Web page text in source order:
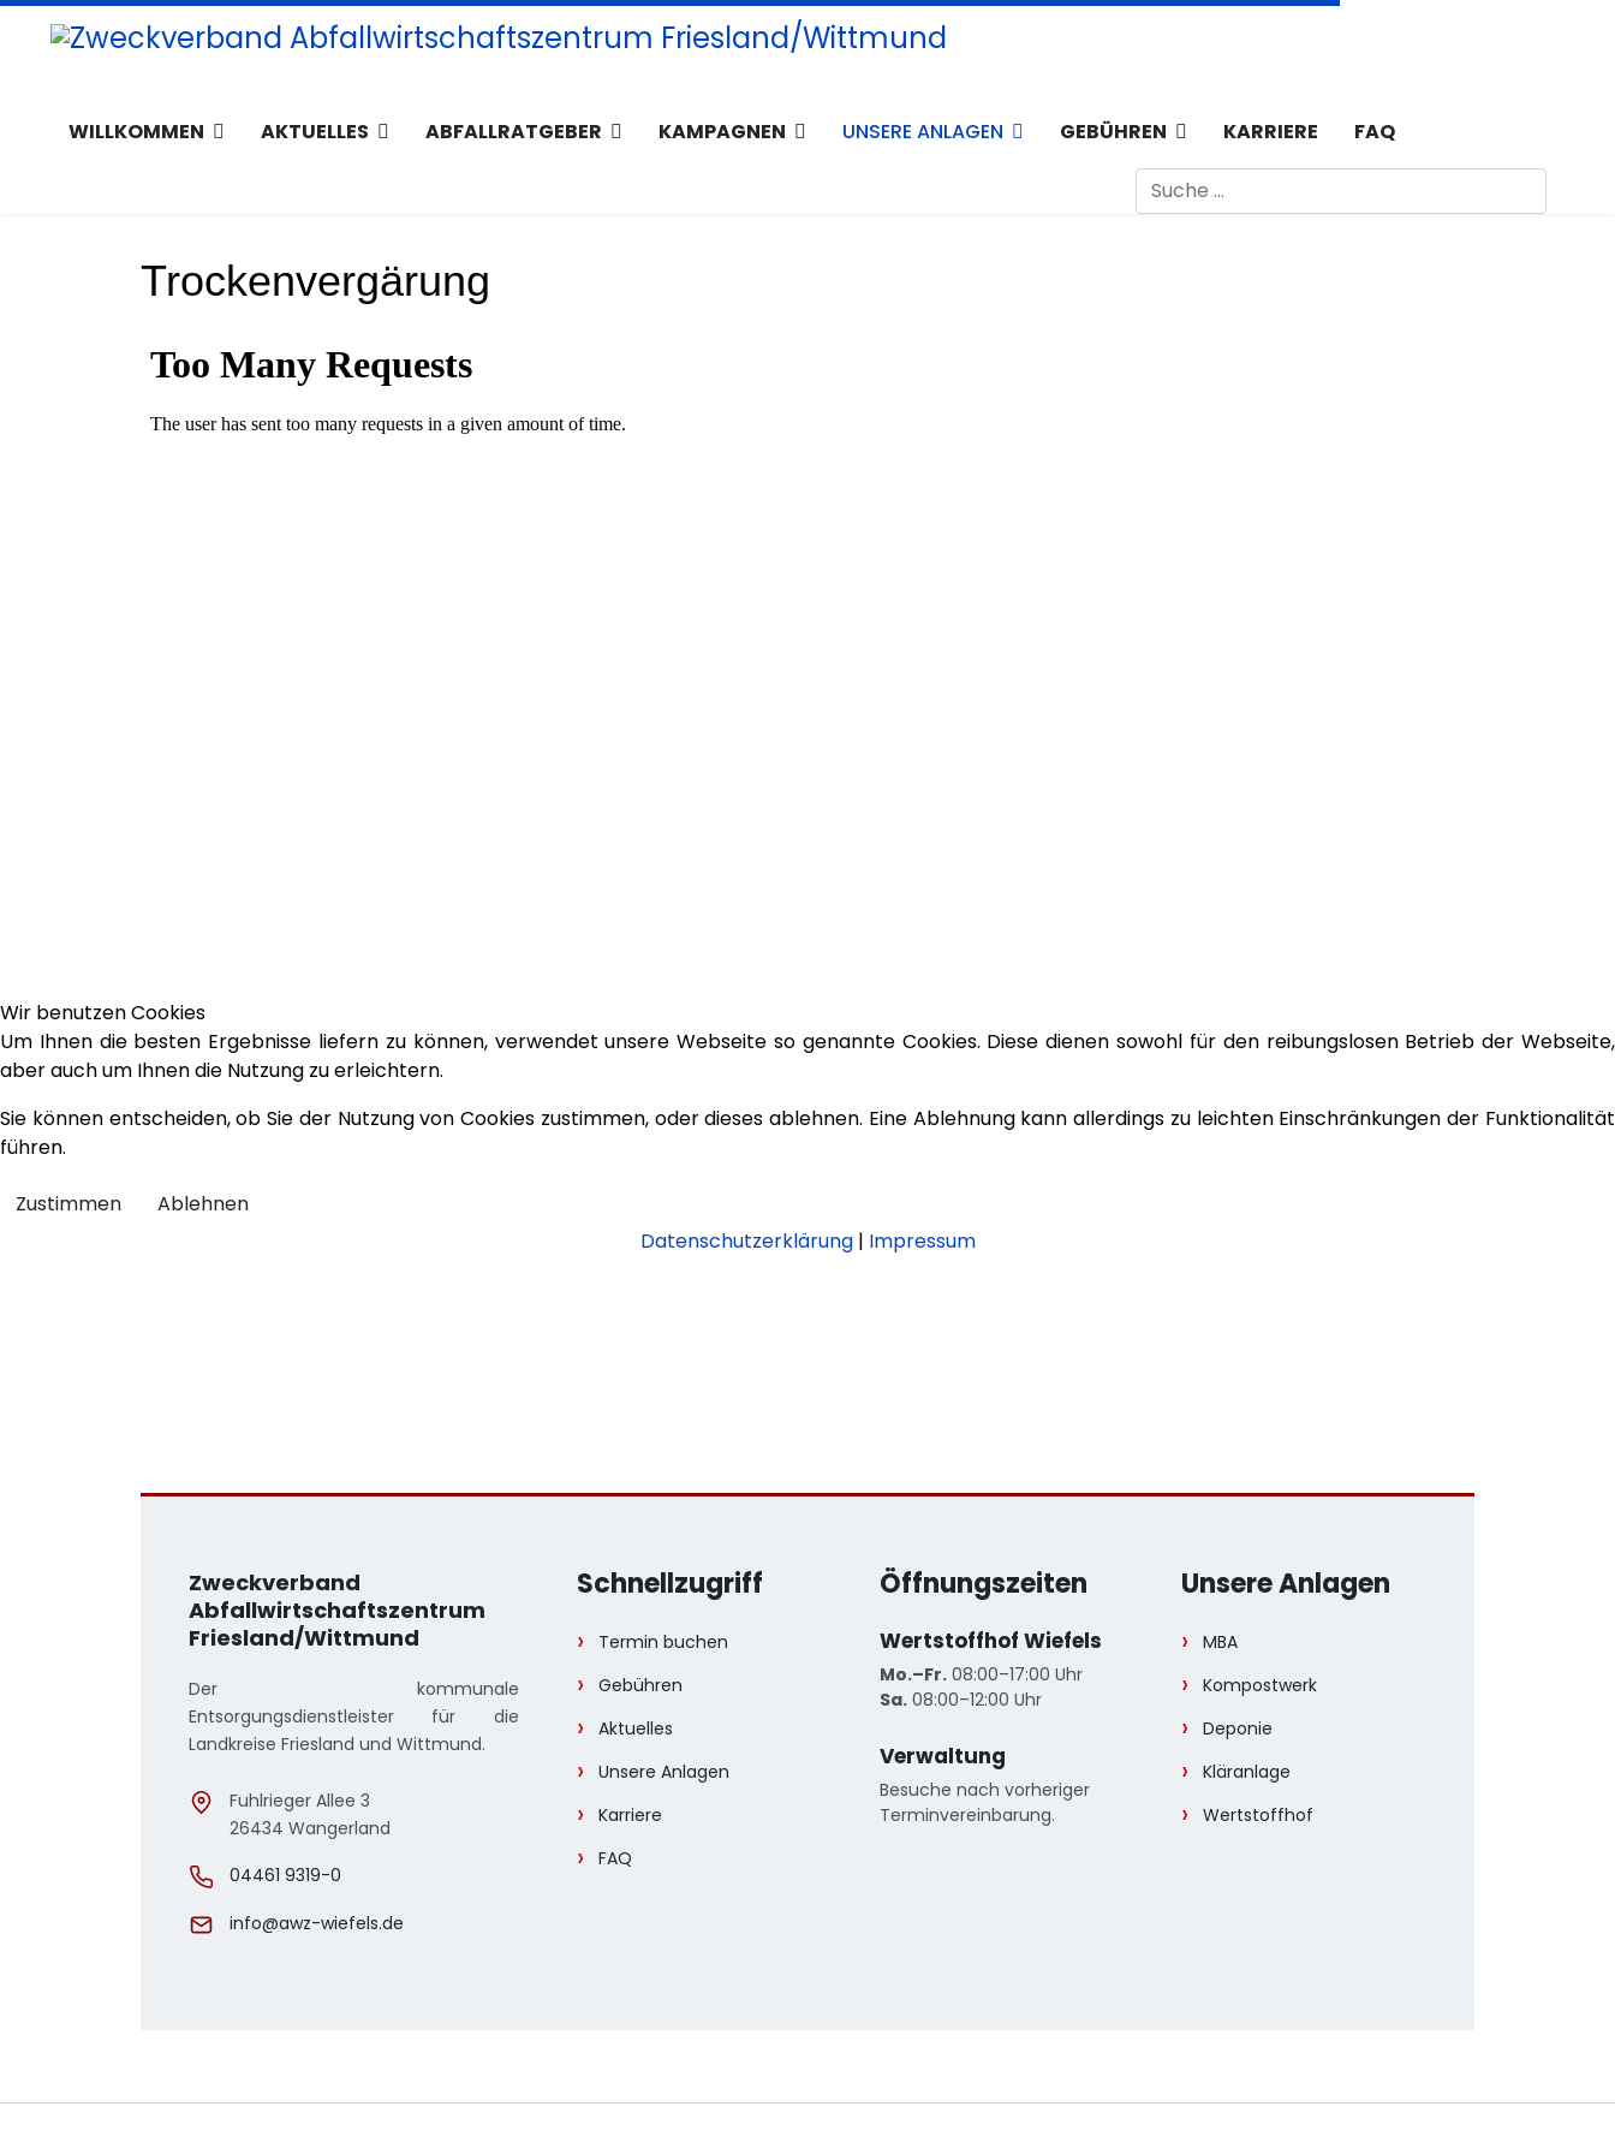
WILLKOMMEN AKTUELLES ABFALLRATGEBER KAMPAGNEN UNSERE ANLAGEN GEBÜHREN KARRIERE
FAQ
Suchen
Trockenvergärung
Zweckverband
Abfallwirtschaftszentrum
Friesland/Wittmund
Der kommunale
Entsorgungsdienstleister für die
Landkreise Friesland und Wittmund.
Fuhlrieger Allee 3
26434 Wangerland
04461 9319-0
info@awz-wiefels.de
Schnellzugriff
Termin buchen
Gebühren
Aktuelles
Unsere Anlagen
Karriere
FAQ
Öffnungszeiten
Wertstoffhof Wiefels
Mo.–Fr.08:00–17:00 Uhr
Sa.08:00–12:00 Uhr
Verwaltung
Besuche nach vorheriger
Terminvereinbarung.
Unsere Anlagen
MBA
Kompostwerk
Deponie
Kläranlage
Wertstoffhof
Wir benutzen Cookies
Um Ihnen die besten Ergebnisse liefern zu können, verwendet unsere Webseite so genannte Cookies. Diese dienen sowohl für den reibungslosen Betrieb der Webseite,
aber auch um Ihnen die Nutzung zu erleichtern.
Sie können entscheiden, ob Sie der Nutzung von Cookies zustimmen, oder dieses ablehnen. Eine Ablehnung kann allerdings zu leichten Einschränkungen der Funktionalität
führen.
Zustimmen
Ablehnen
Datenschutzerklärung| Impressum